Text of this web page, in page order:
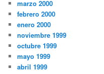
marzo 2000
febrero 2000
enero 2000
noviembre 1999
octubre 1999
mayo 1999
abril 1999